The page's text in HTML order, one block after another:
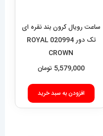
ساعت رویال کرون بند نقره ای
CROWN
5,579,000تومان
افزودن به سبد خرید